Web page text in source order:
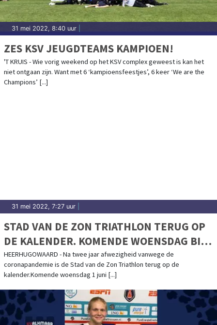
31 mei 2022, 8:40 uur
ZES KSV JEUGDTEAMS KAMPIOEN!
'T KRUIS - Wie vorig weekend op het KSV complex geweest is kan het
niet ontgaan zijn. Want met 6 ‘kampioensfeestjes’, 6 keer ‘We are the
Champions’ [...]
31 mei 2022, 7:27 uur
STAD VAN DE ZON TRIATHLON TERUG OP
DE KALENDER. KOMENDE WOENSDAG BIJ
STRAND VAN LUNA
HEERHUGOWAARD - Na twee jaar afwezigheid vanwege de
coronapandemie is de Stad van de Zon Triathlon terug op de
kalender.Komende woensdag 1 juni [...]